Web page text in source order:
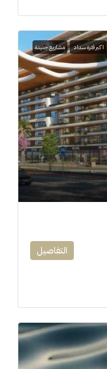
اكبر فترة سداد مشاريع جديدة
التفاصيل